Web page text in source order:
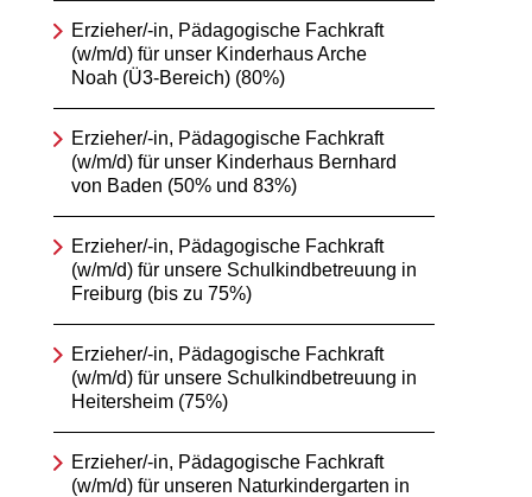
Erzieher/-in, Pädagogische Fachkraft
(w/m/d) für unser Kinderhaus Arche
Noah (Ü3-Bereich) (80%)
Erzieher/-in, Pädagogische Fachkraft
(w/m/d) für unser Kinderhaus Bernhard
von Baden (50% und 83%)
Erzieher/-in, Pädagogische Fachkraft
(w/m/d) für unsere Schulkindbetreuung in
Freiburg (bis zu 75%)
Erzieher/-in, Pädagogische Fachkraft
(w/m/d) für unsere Schulkindbetreuung in
Heitersheim (75%)
Erzieher/-in, Pädagogische Fachkraft
(w/m/d) für unseren Naturkindergarten in